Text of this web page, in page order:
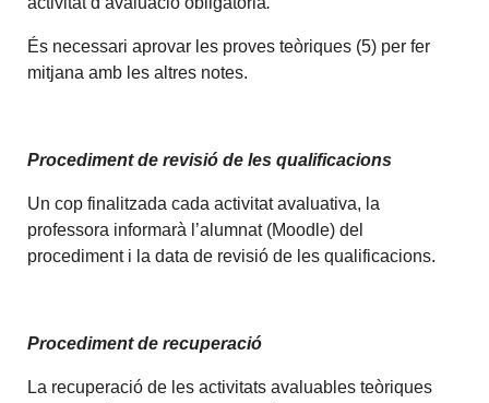
És necessari aprovar les proves teòriques (5) per fer
mitjana amb les altres notes.
Procediment de revisió de les qualificacions
Un cop finalitzada cada activitat avaluativa, la
professora informarà l’alumnat (Moodle) del
procediment i la data de revisió de les qualificacions.
Procediment de recuperació
La recuperació de les activitats avaluables teòriques